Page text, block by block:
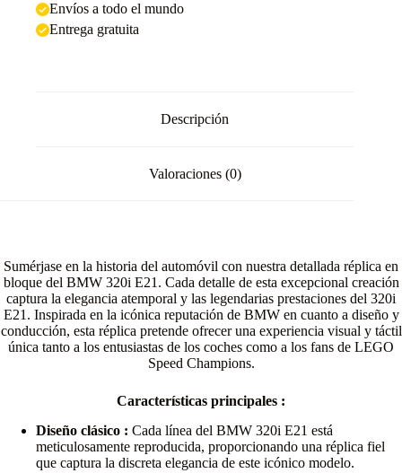
Envíos a todo el mundo
Entrega gratuita
Descripción
Valoraciones (0)
Sumérjase en la historia del automóvil con nuestra detallada réplica en
bloque del BMW 320i E21. Cada detalle de esta excepcional creación
captura la elegancia atemporal y las legendarias prestaciones del 320i
E21. Inspirada en la icónica reputación de BMW en cuanto a diseño y
conducción, esta réplica pretende ofrecer una experiencia visual y táctil
única tanto a los entusiastas de los coches como a los fans de LEGO
Speed Champions.
Características principales :
Diseño clásico : Cada línea del BMW 320i E21 está
meticulosamente reproducida, proporcionando una réplica fiel
que captura la discreta elegancia de este icónico modelo.